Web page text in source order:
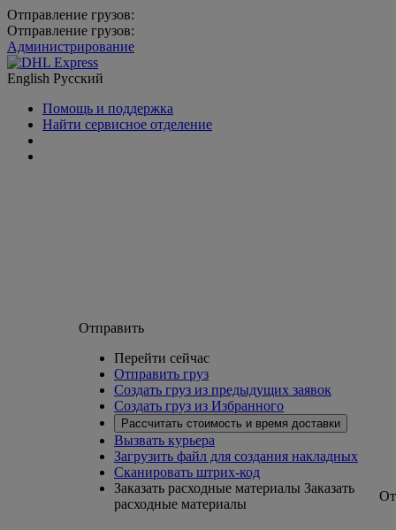
Отправление грузов:
Отправление грузов:
Администрирование
English Русский
Помощь и поддержка
Найти сервисное отделение
Отправить
Перейти сейчас
Отправить груз
Создать груз из предыдущих заявок
Создать груз из Избранного
Рассчитать стоимость и время доставки
Вызвать курьера
Загрузить файл для создания накладных
Сканировать штрих-код
Заказать расходные материалы Заказать
расходные материалы